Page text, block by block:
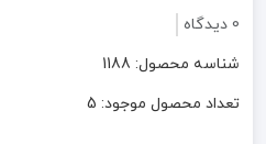
0 دیدگاه
شناسه محصول: 1188
تعداد محصول موجود: 5